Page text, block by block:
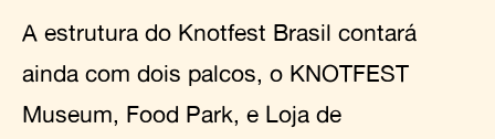
A estrutura do Knotfest Brasil contará
ainda com dois palcos, o KNOTFEST
Museum, Food Park, e Loja de